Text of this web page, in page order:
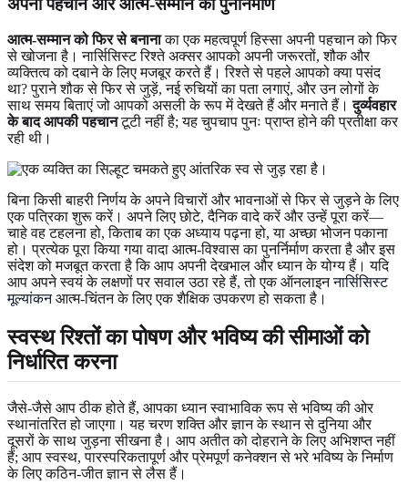
अपनी पहचान और आत्म-सम्मान का पुनर्निर्माण
आत्म-सम्मान को फिर से बनानाका एक महत्वपूर्ण हिस्सा अपनी पहचान को फिर
से खोजना है। नार्सिसिस्ट रिश्ते अक्सर आपको अपनी जरूरतों, शौक और
व्यक्तित्व को दबाने के लिए मजबूर करते हैं। रिश्ते से पहले आपको क्या पसंद
था? पुराने शौक से फिर से जुड़ें, नई रुचियों का पता लगाएं, और उन लोगों के
साथ समय बिताएं जो आपको असली के रूप में देखते हैं और मनाते हैं।दुर्व्यवहार
के बाद आपकी पहचानटूटी नहीं है; यह चुपचाप पुनः प्राप्त होने की प्रतीक्षा कर
रही थी।
बिना किसी बाहरी निर्णय के अपने विचारों और भावनाओं से फिर से जुड़ने के लिए
एक पत्रिका शुरू करें। अपने लिए छोटे, दैनिक वादे करें और उन्हें पूरा करें—
चाहे वह टहलना हो, किताब का एक अध्याय पढ़ना हो, या अच्छा भोजन पकाना
हो। प्रत्येक पूरा किया गया वादा आत्म-विश्वास का पुनर्निर्माण करता है और इस
संदेश को मजबूत करता है कि आप अपनी देखभाल और ध्यान के योग्य हैं। यदि
आप अपने स्वयं के लक्षणों पर सवाल उठा रहे हैं, तो एक ऑनलाइननार्सिसिस्ट
मूल्यांकनआत्म-चिंतन के लिए एक शैक्षिक उपकरण हो सकता है।
स्वस्थ रिश्तों का पोषण और भविष्य की सीमाओं को
निर्धारित करना
जैसे-जैसे आप ठीक होते हैं, आपका ध्यान स्वाभाविक रूप से भविष्य की ओर
स्थानांतरित हो जाएगा। यह चरण शक्ति और ज्ञान के स्थान से दुनिया और
दूसरों के साथ जुड़ना सीखना है। आप अतीत को दोहराने के लिए अभिशप्त नहीं
हैं; आप स्वस्थ, पारस्परिकतापूर्ण और प्रेमपूर्ण कनेक्शन से भरे भविष्य के निर्माण
के लिए कठिन-जीत ज्ञान से लैस हैं।